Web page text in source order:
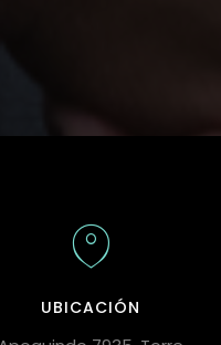
UBICACIÓN